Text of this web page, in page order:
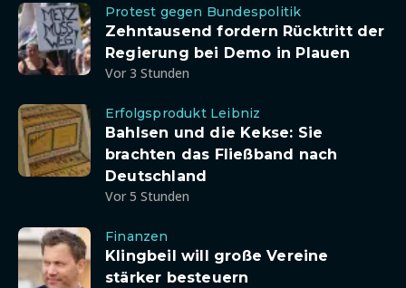
Protest gegen Bundespolitik
Zehntausend fordern Rücktritt der
Regierung bei Demo in Plauen
Vor 3 Stunden
Erfolgsprodukt Leibniz
Bahlsen und die Kekse: Sie
brachten das Fließband nach
Deutschland
Vor 5 Stunden
Finanzen
Klingbeil will große Vereine
stärker besteuern